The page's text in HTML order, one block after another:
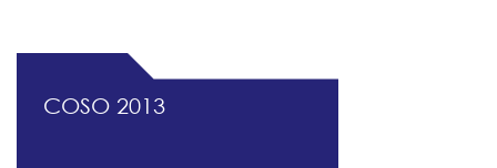
COSO 2013